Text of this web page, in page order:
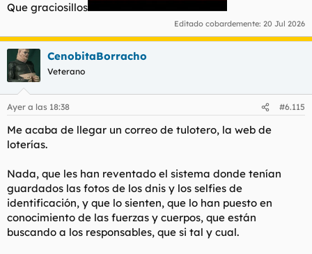
Que graciosillos
Editado cobardemente: 20 Jul 2026
CenobitaBorracho
Veterano
Ayer a las 18:38 #6.115
Me acaba de llegar un correo de tulotero, la web de
loterías.
Nada, que les han reventado el sistema donde tenían
guardados las fotos de los dnis y los selfies de
identificación, y que lo sienten, que lo han puesto en
conocimiento de las fuerzas y cuerpos, que están
buscando a los responsables, que si tal y cual.